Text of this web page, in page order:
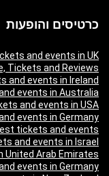
כרטיסים והופעות
and events in UK
Tickets and Reviews
and events in Ireland
events in Australia
and events in USA
events in Germany
tickets and events
and events in Israel
United Arab Emirates
events in Germany